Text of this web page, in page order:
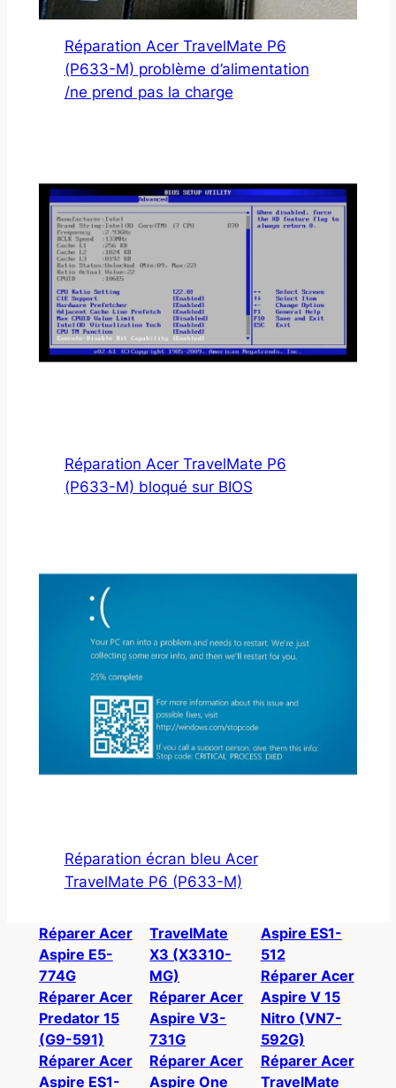
Réparation Acer TravelMate P6
(P633-M) problème d’alimentation
/ne prend pas la charge
Réparation Acer TravelMate P6
(P633-M) bloqué sur BIOS
Réparation écran bleu Acer
TravelMate P6 (P633-M)
Réparer Acer
Aspire E5-
774G
Réparer Acer
Predator 15
(G9-591)
Réparer Acer
Aspire ES1-
TravelMate
X3 (X3310-
MG)
Réparer Acer
Aspire V3-
731G
Réparer Acer
Aspire One
Aspire ES1-
512
Réparer Acer
Aspire V 15
Nitro (VN7-
592G)
Réparer Acer
TravelMate